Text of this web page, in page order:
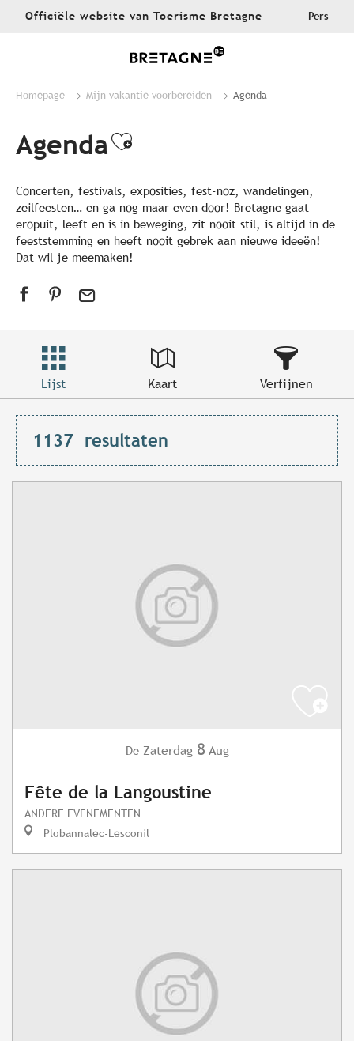
AllerOfficiële website van Toerisme Bretagne Pers
Homepage Mijn vakantie voorbereiden Agenda
AgendaAjouter aux favoris
Concerten, festivals, exposities, fest-noz, wandelingen,
zeilfeesten… en ga nog maar even door! Bretagne gaat
eropuit, leeft en is in beweging, zit nooit stil, is altijd in de
feeststemming en heeft nooit gebrek aan nieuwe ideeën!
Dat wil je meemaken!
Lijst Kaart Verfijnen
1137 resultaten
De Zaterdag 8 Aug
Fête de la Langoustine
ANDERE EVENEMENTEN
Plobannalec-Lesconil